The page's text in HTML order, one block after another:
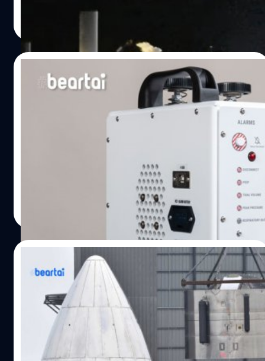
แบบแฝด รวมทั้งใช้ในการป้องกันเครื่องบินรบไอพ่น เช่น F-
35A และ F/A-18E/F Super Hornet โดรนได้รับการออกแบบ
ทางวิศวกรรมโดยใช้เทคโนโลยี Digital Twins ในการจำลอง
โครงสร้าง…
SpaceX ได้สร้างต้นแบบไว้หลายรุ่นตั้งแต่ SN1 แล้วมีการ
V1.0 ที่สมบูรณ์ Starship SN1 ได้ถูกทดสอบเมื่อ 28
กุมภาพันธ์ซึ่งล้มเหลวโดยระเบิดในระหว่างทดสอบแรงดัน
ไนโตรเจนเหลว ต่อมา Starship SN2 ได้ถูกทดสอบเมื่อ 8
มีนาคมซึ่งสามารถผ่านการทดสอบแรงดันที่อุณหภูมิต่ำและ
แรงขับของเครื่องยนต์ได้ และสุดท้าย Starship SN3 ได้ถูก
ทดสอบเมื่อ 3 เมษายนซึ่งล้มเหลวโดยพังลงมาในระหว่างการ
ทดสอบแรงดันด้วยความผิดพลาดในการกำหนดค่าการ
ทดสอบ 27 เมษายน Elon Musk ผู้ก่อตั้งและซีอีโอของ
SpaceX ได้ทวีตว่า Starship SN4 ได้ผ่านการทดสอบแรงดัน
ไนโตรเจนเหลวแล้ว สรุปง่าย ๆ ว่าเป็นการพิสูจน์ว่า Starship
จะสามารถทนต่อแรงดันสูงอย่างพิเศษที่เกิดจากเชื้อเพลิงที่
เย็นจัดซึ่งเป็นปัญหาหนึ่งที่เกิดขึ้นในอวกาศ ซึ่งได้ผ่านการ
ทดสอบแล้วที่โรงงาน Boca Chica รัฐ Texas…
| 2293 days ago
แจ๋วจริง! NASA พัฒนาต้นแบบเครื่องช่วย
หายใจแก่ผู้ป่วย COVID-19 ในเวลาเพียง 37
วิศวกรที่ห้องปฏิบัติการแรงขับเคลื่อนไอพ่น (Jet Propulsion
แคลิฟอร์เนียได้พัฒนาต้นแบบเครื่องช่วยหายใจแรงดันสูง
แบบใหม่สำหรับผู้ป่วย COVID-19 ซึ่งมีชิ้นส่วนน้อยกว่าเครื่อง
แบบดั้งเดิม จึงช่วยให้สามารถสร้างได้ง่ายและรวดเร็วขึ้นกว่า
เดิมโดยใช้เวลาเพียง 37 วัน เมื่อวันพฤหัสบดีที่ผ่านมา ต้นแบบ
เครื่องช่วยหายใจได้ผ่านการทดสอบอย่างเข้มงวดที่ห้อง
ปฏิบัติการจำลองสถานการณ์มนุษย์ที่โรงเรียนแพทย์ Icahn ใน
Mount Sinai รัฐนิวยอร์ก และมั่นใจว่าสามารถช่วยผู้ป่วยที่
ต้องทนทุกข์ทรมานจาก COVID-19 ให้หายใจได้อย่าง
ปลอดภัย https://youtu.be/NB7SdwkBqHU แม้ว่าภารกิจ
ของ JPS จะสร้างยานอวกาศเป็นหลัก แต่ท่ามกลางการ
ขาดแคลนเครื่องช่วยหายใจสำหรับยื้อชีวิตผู้ป่วย COVID-19
ที่อาการหนัก วิศวกรจึงต้องเข้ามาช่วยออกแบบและสร้างขึ้น
อย่างรวดเร็ว ซึ่งได้ตั้งชื่อเครื่องช่วยหายใจนี้ว่า VITAL
(Ventilator Intervention Technology Accessible Locally)
ต้นแบบ SpaceX Starship SN4 กำลัง
ประกอบอย่างรวดเร็วหลัง SN3 ทดสอบแรง
ดันล้มเหลว
SpaceX ได้สร้างต้นแบบยาน Starship ที่มีขนาดใหญ่ สำหรับ
ปล่อยตัวในแนวตั้งแล้วกลับมาลงจอดในแนวตั้งเพื่อใช้ใหม่ได้
ซึ่งถูกออกแบบมาสำหรับภารกิจบินสู่ดวงจันทร์และดาวอังคาร